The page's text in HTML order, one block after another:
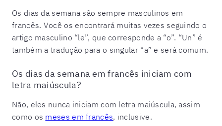
Os dias da semana são sempre masculinos em
francês. Você os encontrará muitas vezes seguindo o
artigo masculino “le”, que corresponde a “o”. “Un” é
também a tradução para o singular “a” e será comum.
Os dias da semana em francês iniciam com
letra maiúscula?
Não, eles nunca iniciam com letra maiúscula, assim
como os meses em francês, inclusive.